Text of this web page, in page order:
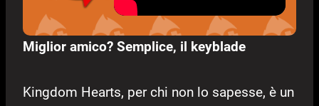
Miglior amico? Semplice, il keyblade
Kingdom Hearts, per chi non lo sapesse, è un